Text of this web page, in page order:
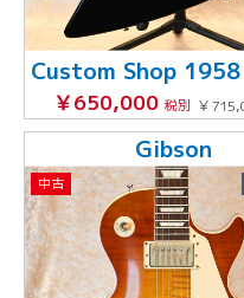
￥650,000税別 ￥
Gibson
中古